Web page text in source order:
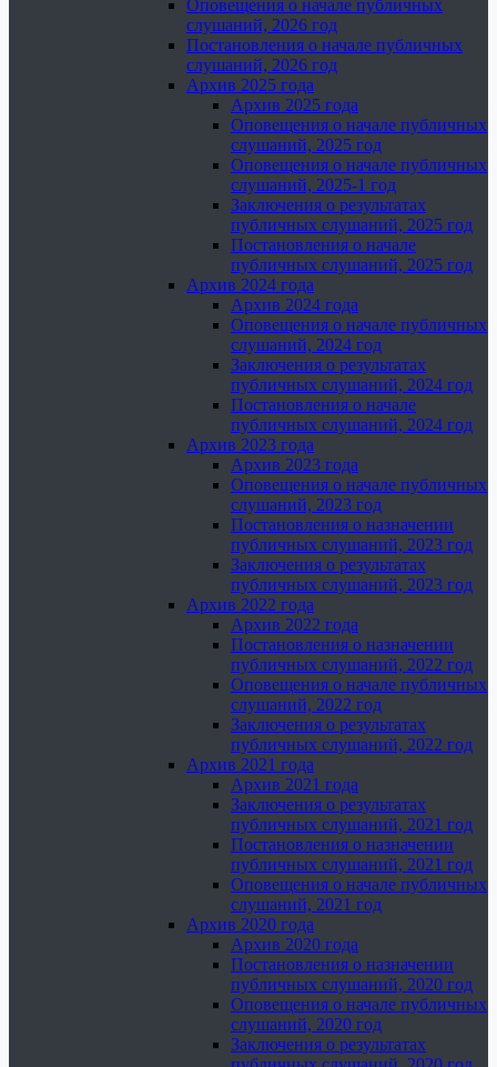
Оповещения о начале публичных
слушаний, 2026 год
Постановления о начале публичных
слушаний, 2026 год
Архив 2025 года
Архив 2025 года
Оповещения о начале публичных
слушаний, 2025 год
Оповещения о начале публичных
слушаний, 2025-1 год
Заключения о результатах
публичных слушаний, 2025 год
Постановления о начале
публичных слушаний, 2025 год
Архив 2024 года
Архив 2024 года
Оповещения о начале публичных
слушаний, 2024 год
Заключения о результатах
публичных слушаний, 2024 год
Постановления о начале
публичных слушаний, 2024 год
Архив 2023 года
Архив 2023 года
Оповещения о начале публичных
слушаний, 2023 год
Постановления о назначении
публичных слушаний, 2023 год
Заключения о результатах
публичных слушаний, 2023 год
Архив 2022 года
Архив 2022 года
Постановления о назначении
публичных слушаний, 2022 год
Оповещения о начале публичных
слушаний, 2022 год
Заключения о результатах
публичных слушаний, 2022 год
Архив 2021 года
Архив 2021 года
Заключения о результатах
публичных слушаний, 2021 год
Постановления о назначении
публичных слушаний, 2021 год
Оповещения о начале публичных
слушаний, 2021 год
Архив 2020 года
Архив 2020 года
Постановления о назначении
публичных слушаний, 2020 год
Оповещения о начале публичных
слушаний, 2020 год
Заключения о результатах